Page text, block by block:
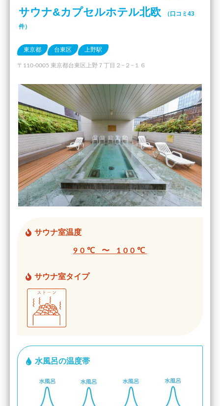
サウナ&カプセルホテル北欧
（口コミ43
件）
東京都 台東区 上野駅
〒110-0005 東京都台東区上野７丁目２−２−１６
サウナ室温度
90℃ 〜 100℃
サウナ室タイプ
水風呂の温度帯